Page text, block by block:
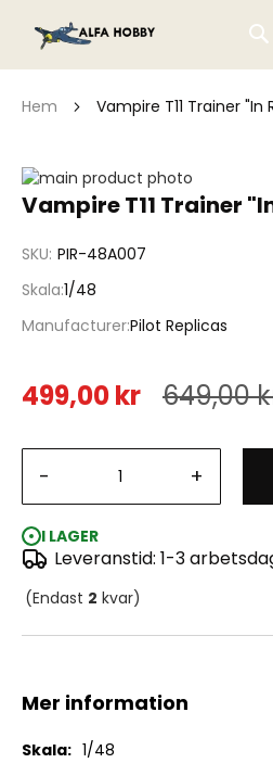
Hem Vampire T11 Trainer "In
Vampire T11 Trainer
SKU PIR-48A007
Skala 1/48
ManufacturerPilot Replicas
499,00 kr 649,00
- +
I LAGER
Leveranstid: 1-3
(Endast 2 kvar)
Hoppa
till
bildgalleriet
Hoppa
av
bildgalleriet
Mer information
Mer
1/48